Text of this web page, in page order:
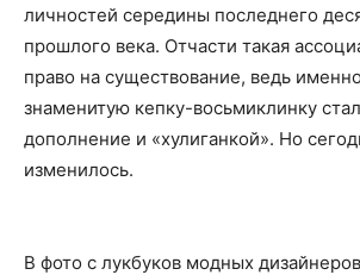
личностей середины последнего
прошлого века. Отчасти такая
право на существование, ведь
знаменитую кепку-восьмиклинку
дополнение и «хулиганкой». Но
изменилось.
В фото с лукбуков модных